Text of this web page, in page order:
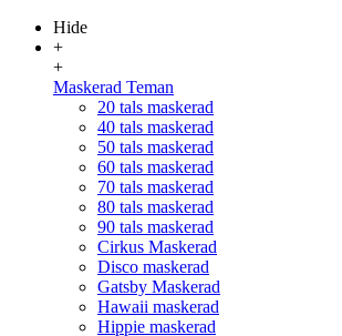
Hide
+
+
Maskerad Teman
20 tals maskerad
40 tals maskerad
50 tals maskerad
60 tals maskerad
70 tals maskerad
80 tals maskerad
90 tals maskerad
Cirkus Maskerad
Disco maskerad
Gatsby Maskerad
Hawaii maskerad
Hippie maskerad